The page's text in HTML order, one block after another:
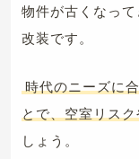
物件が古くなっ
改装です。
時代のニーズに
とで、空室リス
しょう。